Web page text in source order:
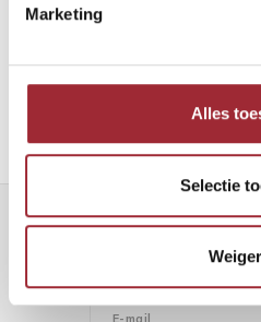
Marketing
Alles
Selectie
Lees meer
Ontvang de laatste updates,